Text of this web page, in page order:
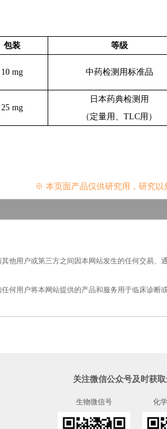
包装 等级
10 mg 中药检测用标准品
25 mg
日本药典检测用
（定量用、TLC用）
※ 本页面产品仅供研究用，研究以
他用户或第三方之间因本网站发生的任何交易、
何用户将本网站提供的产品和服务用于临床诊断
关注微信公众号及时获
生物微信号 化